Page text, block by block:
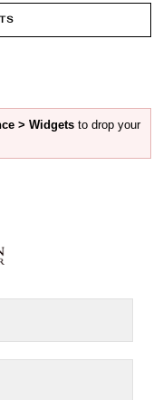
> Widgets to drop your